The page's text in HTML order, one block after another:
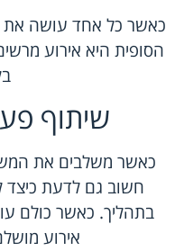
כאשר כל אחד עושה את
הסופית היא אירוע
שיתוף
כאשר משלבים את
חשוב גם לדעת
בתהליך. כאשר כולם
אירוע